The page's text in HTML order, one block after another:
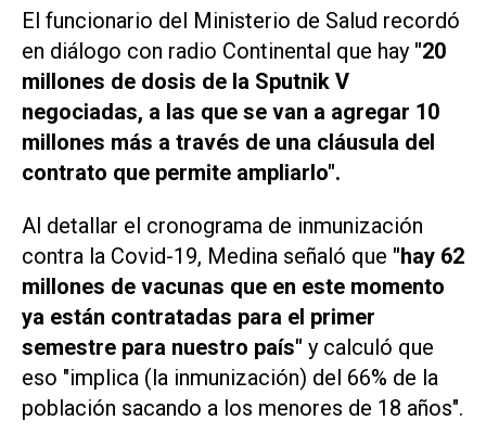
El funcionario del Ministerio de Salud recordó
en diálogo con radio Continental que hay "20
millones de dosis de la Sputnik V
negociadas, a las que se van a agregar 10
millones más a través de una cláusula del
contrato que permite ampliarlo".
Al detallar el cronograma de inmunización
contra la Covid-19, Medina señaló que "hay 62
millones de vacunas que en este momento
ya están contratadas para el primer
semestre para nuestro país" y calculó que
eso "implica (la inmunización) del 66% de la
población sacando a los menores de 18 años".